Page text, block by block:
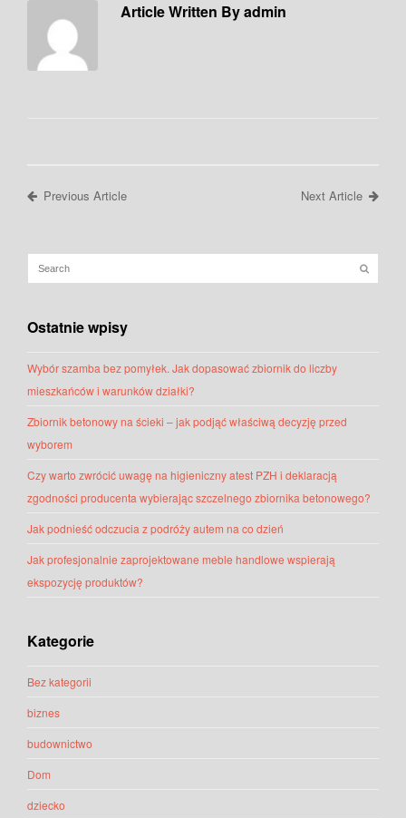
Article Written By admin
Previous Article Next Article
Ostatnie wpisy
Wybór szamba bez pomyłek. Jak dopasować zbiornik do liczby
mieszkańców i warunków działki?
Zbiornik betonowy na ścieki – jak podjąć właściwą decyzję przed
wyborem
Czy warto zwrócić uwagę na higieniczny atest PZH i deklaracją
zgodności producenta wybierając szczelnego zbiornika betonowego?
Jak podnieść odczucia z podróży autem na co dzień
Jak profesjonalnie zaprojektowane meble handlowe wspierają
ekspozycję produktów?
Kategorie
Bez kategorii
biznes
budownictwo
Dom
dziecko